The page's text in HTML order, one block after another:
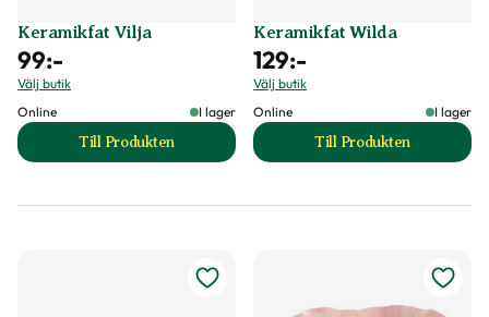
Keramikfat Vilja
99:-
Välj butik
Online
I lager
Till Produkten
till Keramikfat Vilja produktsida
Keramikfat Wilda
129:-
Välj butik
Online
I lager
Till Produkten
till Keramikfat